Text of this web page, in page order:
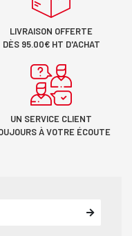
LIVRAISON OFFERTE
DÈS 95.00€ HT D'ACHAT
UN SERVICE CLIENT
À VOTRE ÉCOUTE